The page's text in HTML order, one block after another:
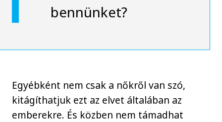
bennünket?
Egyébként nem csak a nőkről van szó,
kitágíthatjuk ezt az elvet általában az
emberekre. És közben nem támadhat